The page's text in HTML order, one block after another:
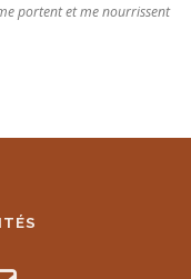
portent et me nourrissent